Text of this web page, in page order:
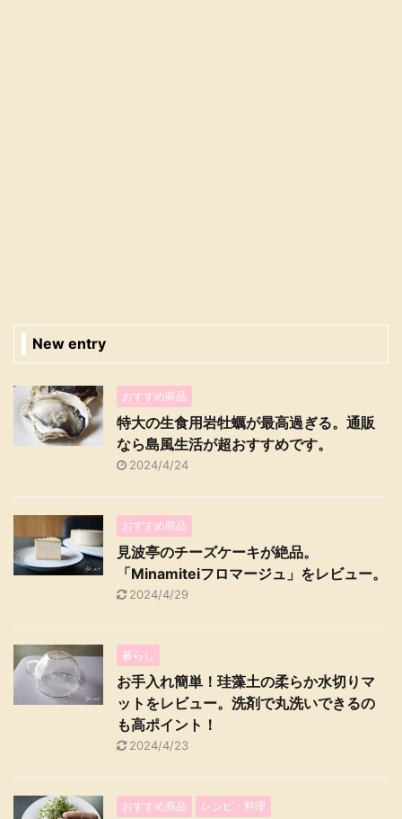
New entry
おすすめ商品
特大の生食用岩牡蠣が最高過ぎる。通販
なら島風生活が超おすすめです。
2024/4/24
おすすめ商品
見波亭のチーズケーキが絶品。
「Minamiteiフロマージュ」をレビュー。
2024/4/29
暮らし
お手入れ簡単！珪藻土の柔らか水切りマ
ットをレビュー。洗剤で丸洗いできるの
も高ポイント！
2024/4/23
おすすめ商品 レシピ・料理